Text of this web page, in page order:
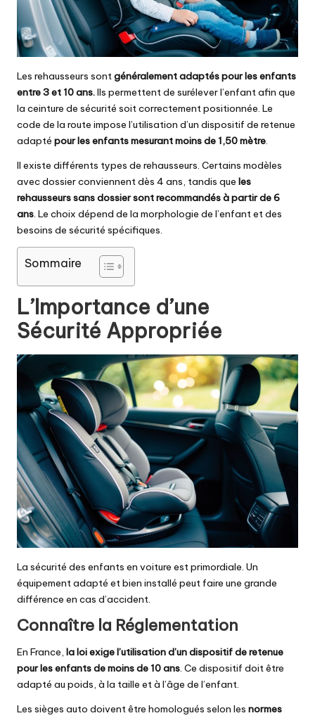
Les rehausseurs sontgénéralement adaptés pour les enfants
entre 3 et 10 ans.Ils permettent de surélever l’enfant afin que
la ceinture de sécurité soit correctement positionnée. Le
code de la route impose l’utilisation d’un dispositif de retenue
adapté pour les enfants mesurant moins de 1,50 mètre.
Il existe différents types de rehausseurs. Certains modèles
avec dossier conviennent dès 4 ans, tandis que les
rehausseurs sans dossier sont recommandés à partir de 6
ans. Le choix dépend de la morphologie de l’enfant et des
besoins de sécurité spécifiques.
Sommaire
L’Importance d’une
Sécurité Appropriée
La sécurité des enfants en voiture est primordiale. Un
équipement adapté et bien installé peut faire une grande
différence en cas d’accident.
Connaître la Réglementation
En France, la loi exige l’utilisation d’un dispositif de retenue
pour les enfants de moins de 10 ans. Ce dispositif doit être
adapté au poids, à la taille et à l’âge de l’enfant.
Les sièges auto doivent être homologués selon les normes